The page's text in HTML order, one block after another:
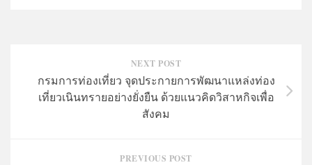
NEXT POST
กรมการท่องเที่ยว จุดประกายการพัฒนาแหล่งท่อง
เที่ยวเนินทรายอย่างยั่งยืน ด้วยแนวคิดวิสาหกิจเพื่อ
สังคม
PREVIOUS POST